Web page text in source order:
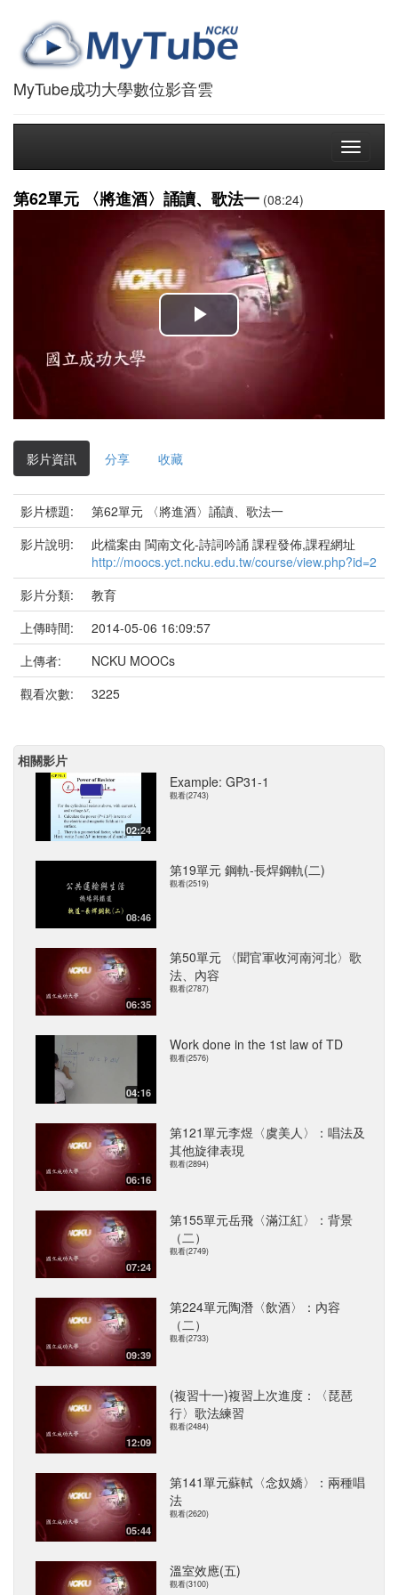
MyTube成功大學數位影音雲
Toggle
第62單元 〈將進酒〉誦讀、歌法一 (08:24)
播
放
影
影片資訊 分享 收藏
影片標題:
第62單元 〈將進酒〉誦讀、歌法一
影片說明:
此檔案由 閩南文化-詩詞吟誦 課程發佈,課程網址
http://moocs.yct.ncku.edu.tw/course/view.php?id=2
影片分類:
教育
上傳時間:
2014-05-06 16:09:57
上傳者:
NCKU MOOCs
觀看次數:
3225
相關影片
02:24
Example: GP31-1
觀看(2743)
08:46
第19單元 鋼軌-長焊鋼軌(二)
觀看(2519)
06:35
第50單元 〈聞官軍收河南河北〉歌
法、內容
觀看(2787)
04:16
Work done in the 1st law of TD
觀看(2576)
06:16
第121單元李煜〈虞美人〉：唱法及
其他旋律表現
觀看(2894)
07:24
第155單元岳飛〈滿江紅〉：背景
（二）
觀看(2749)
09:39
第224單元陶潛〈飲酒〉：內容
（二）
觀看(2733)
12:09
(複習十一)複習上次進度：〈琵琶
行〉歌法練習
觀看(2484)
05:44
第141單元蘇軾〈念奴嬌〉：兩種唱
法
觀看(2620)
溫室效應(五)
觀看(3100)